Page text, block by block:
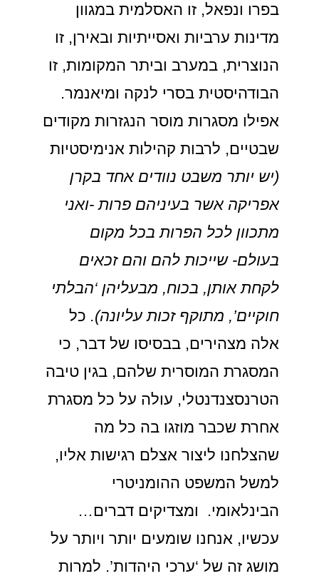
בפרו ונפאל, זו האסלמית במגוון
מדינות ערביות ואסייתיות ובאירן, זו
הנוצרית, במערב וביתר המקומות, זו
הבודהיסטית בסרי לנקה ומיאנמר.
אפילו מסגרות מוסר הנגזרות מקודים
שבטיים, לרבות קהילות אנימיסטיות
(יש יותר משבט נוודים אחד בקרן
אפריקה אשר בעיניהם פרות -ואני
מתכוון לכל הפרות בכל מקום
בעולם- שייכות להם והם זכאים
לקחת אותן, בכוח, מבעליהן ‘הבלתי
חוקיים’, מתוקף זכות עליונה). כל
אלה מצהירים, בבסיסו של דבר, כי
המסגרת המוסרית שלהם, בגין טיבה
הטרנסצנדנטלי, עולה על כל מסגרת
אחרת שכבר מוזגו בה כל מה
שהצלחנו ליצור אצלם רגישות אליו,
למשל המשפט ההומניטרי
הבינלאומי. ומצדיקים דברים…
עכשיו, אנחנו שומעים יותר ויותר על
מושג זה של ‘ערכי היהדות’. למרות